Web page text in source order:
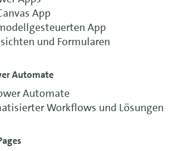
App
App
und Formularen
Automate
Automate
Workflows und Lösungen